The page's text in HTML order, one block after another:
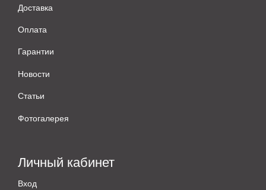
Доставка
Оплата
Гарантии
Новости
Статьи
Фотогалерея
Личный кабинет
Вход